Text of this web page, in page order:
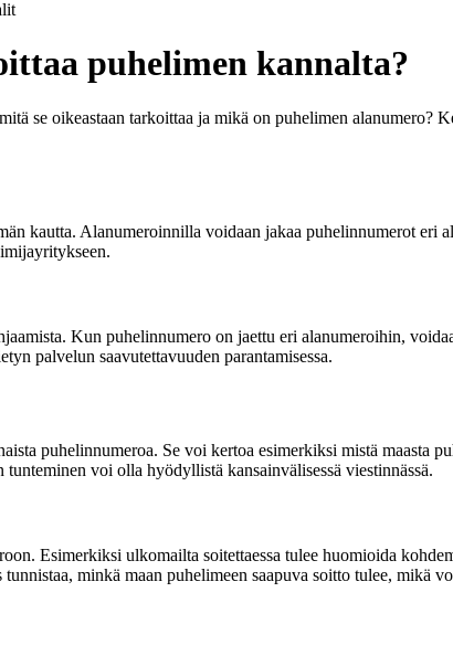
puhelimen kannalta?
se oikeastaan tarkoittaa ja mikä on puhelimen alanumero?
kautta. Alanumeroinnilla voidaan jakaa puhelinnumerot eri
Kun puhelinnumero on jaettu eri alanumeroihin,
palvelun saavutettavuuden parantamisessa.
puhelinnumeroa. Se voi kertoa esimerkiksi mistä maasta
voi olla hyödyllistä kansainvälisessä viestinnässä.
Esimerkiksi ulkomailta soitettaessa tulee huomioida
minkä maan puhelimeen saapuva soitto tulee, mikä